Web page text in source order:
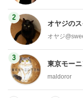
2
オヤジの
オヤジ
3
東京モー
maldoror